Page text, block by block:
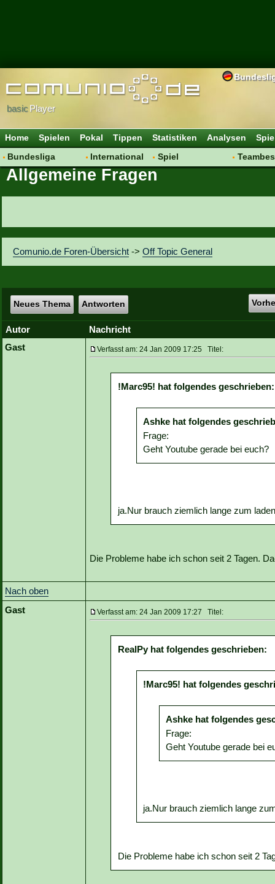
basicPlayer
Home Spielen Pokal Tippen Statistiken Analysen
Bundesliga
Hot News
Vereinsfragen
International
Vereine
Spiel
Allgemeine Fragen
Comunio.de Foren-Übersicht ->Off Topic General
Neues Thema Antworten
Autor
Nachricht
Gast
Verfasst am: 24 Jan 2009 17:25 Titel:
!Marc95! hat folgendes geschrieben:
Ashke hat folgendes
Frage:
Geht Youtube gerade bei euch?
ja.Nur brauch ziemlich lange zum
Die Probleme habe ich schon seit 2 Tagen.
Nach oben
Gast
Verfasst am: 24 Jan 2009 17:27 Titel:
RealPy hat folgendes geschrieben:
!Marc95! hat folgendes
Ashke hat folgendes
Frage:
Geht Youtube gerade bei
ja.Nur brauch ziemlich lange
Die Probleme habe ich schon seit 2